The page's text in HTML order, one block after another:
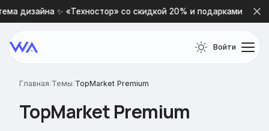
дизайна ✨ «Техностор» со скидкой 20% и подарками 🎁
Войти
Главная/Темы/TopMarket Premium
TopMarket Premium
Форма обратной связи
Как включить фильтр в каталоге?
Как изменить количество выводимого товара